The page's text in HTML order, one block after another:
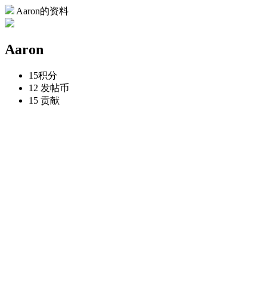
Aaron的资料
Aaron
15积分
12 发帖币
15 贡献